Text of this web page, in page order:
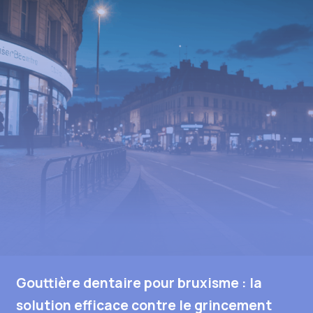
Gouttière dentaire pour bruxisme : la
solution efficace contre le grincement